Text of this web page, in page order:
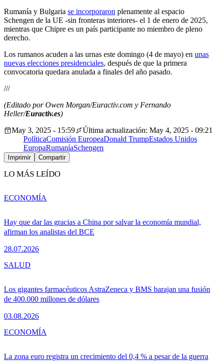
Rumanía y Bulgaria se incorporaron plenamente al espacio
Schengen de la UE -sin fronteras interiores- el 1 de enero de 2025,
mientras que Chipre es un país participante no miembro de pleno
derecho.
Los rumanos acuden a las urnas este domingo (4 de mayo) en unas
nuevas elecciones presidenciales, después de que la primera
convocatoria quedara anulada a finales del año pasado.
///
(Editado por Owen Morgan/Euractiv.com y Fernando
Heller/Euractiv.es)
May 3, 2025 - 15:59
Última actualización: May 4, 2025 - 09:21
PolíticaComisión EuropeaDonald TrumpEstados Unidos
EuropaRumaníaSchengen
Imprimir Compartir
LO MÁS LEÍDO
Hay que dar las gracias a China por salvar la economía mundial,
afirman los analistas del BCE
28.07.2026
ECONOMÍA
Los gigantes farmacéuticos AstraZeneca y BMS barajan una fusión
de 400.000 millones de dólares
03.08.2026
SALUD
La zona euro registra un crecimiento del 0,4 % a pesar de la guerra
ECONOMÍA